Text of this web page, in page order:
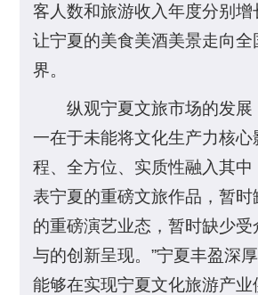
客人数和旅游收入年度分别增
让宁夏的美食美酒美景走向全
界。
纵观宁夏文旅市场的发展
一在于未能将文化生产力核心
程、全方位、实质性融入其中
表宁夏的重磅文旅作品，暂时
的重磅演艺业态，暂时缺少受
与的创新呈现。”宁夏丰盈深
能够在实现宁夏文化旅游产业